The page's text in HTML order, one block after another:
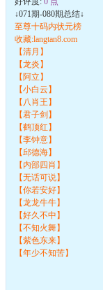
↓071期-080期总结↓
至尊十码内状元榜
收藏:langtan8.com
【清月】
【龙炎】
【阿立】
【小白云】
【八肖王】
【君子剑】
【鹤顶红】
【李钟意】
【邱德海】
【内部四肖】
【无话可说】
【你若安好】
【龙龙牛牛】
【好久不中】
【不知火舞】
【紫色东来】
【年少不知苦】